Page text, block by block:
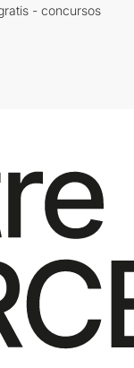
- concursos